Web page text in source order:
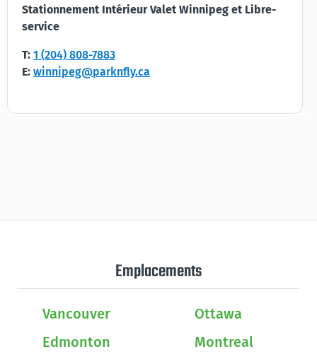
Stationnement Intérieur Valet Winnipeg et Libre-
service
T: 1 (204) 808-7883
E: winnipeg@parknfly.ca
Emplacements
Vancouver
Edmonton
Ottawa
Montreal